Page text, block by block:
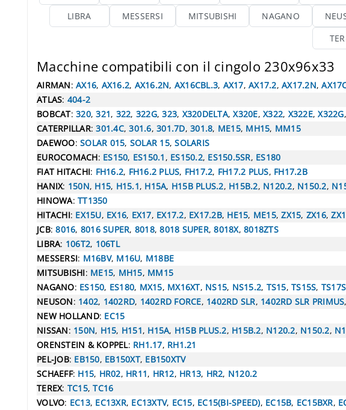
LIBRA
MESSERSI MITSUBISHI NAGANO
Macchine compatibili con il cingolo 230x96x33
AIRMAN: AX16, AX16.2, AX16.2N, AX16CBL.3, AX17, AX17.2, AX17.2N,
ATLAS: 404-2
BOBCAT: 320,321, 322, 322G,323, X320DELTA,X320E, X322, X322E,X322G,
CATERPILLAR:301.4C,301.6, 301.7D, 301.8, ME15, MH15, MM15
DAEWOO: SOLAR 015, SOLAR 15,SOLARIS
EUROCOMACH: ES150, ES150.1 , ES150.2, ES150.5SR, ES180
FIAT HITACHI: FH16.2, FH16.2 PLUS, FH17.2, FH17.2 PLUS, FH17.2B
HANIX: 150N, H15, H15.1, H15A, H15B PLUS.2, H15B.2, N120.2, N150.2,
HINOWA: TT1350
HITACHI: EX15U, EX16, EX17, EX17.2, EX17.2B, HE15, ME15,ZX15, ZX16,
JCB:8016, 8016 SUPER, 8018,8018 SUPER,8018X, 8018ZTS
LIBRA: 106T2, 106TL
MESSERSI: M16BV, M16U, M18BE
MITSUBISHI: ME15, MH15, MM15
NAGANO: ES150, ES180, MX15, MX16XT, NS15, NS15.2, TS15, TS15S,
NEUSON: 1402, 1402RD, 1402RD FORCE, 1402RD SLR, 1402RD SLR PRIMUS,
NEW HOLLAND: EC15
NISSAN: 150N, H15, H151, H15A, H15B PLUS.2, H15B.2, N120.2, N150.2,
ORENSTEIN & KOPPEL: RH1.17, RH1.21
PEL-JOB: EB150, EB150XT, EB150XTV
SCHAEFF: H15, HR02, HR11, HR12, HR13, HR2, N120.2
TEREX: TC15,TC16
VOLVO: EC13, EC13XR, EC13XTV, EC15, EC15(BI-SPEED), EC15B, EC15BXR,